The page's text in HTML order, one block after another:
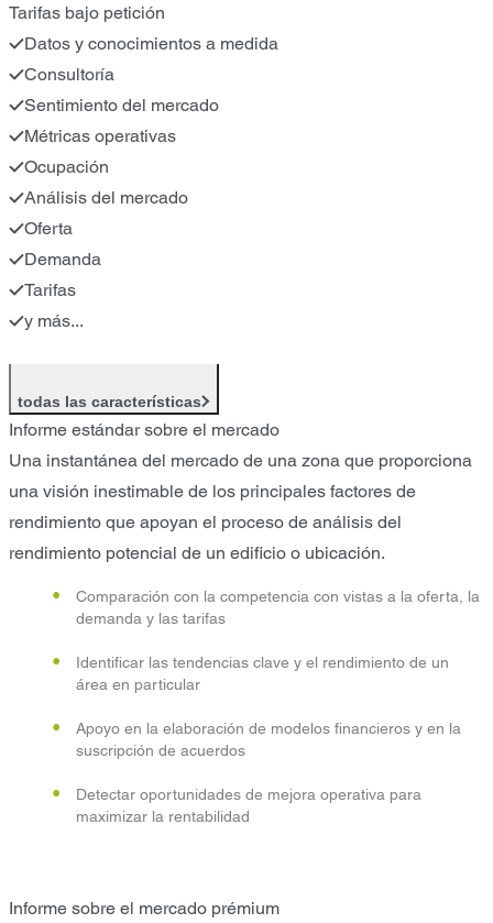
Tarifas bajo petición
Datos y conocimientos a medida
Consultoría
Sentimiento del mercado
Métricas operativas
Ocupación
Análisis del mercado
Oferta
Demanda
Tarifas
y más...
todas las características
Informe estándar sobre el mercado
Una instantánea del mercado de una zona que proporciona
una visión inestimable de los principales factores de
rendimiento que apoyan el proceso de análisis del
rendimiento potencial de un edificio o ubicación.
Comparación con la competencia con vistas a la oferta, la
demanda y las tarifas
Identificar las tendencias clave y el rendimiento de un
área en particular
Apoyo en la elaboración de modelos financieros y en la
suscripción de acuerdos
Detectar oportunidades de mejora operativa para
maximizar la rentabilidad
Informe sobre el mercado prémium